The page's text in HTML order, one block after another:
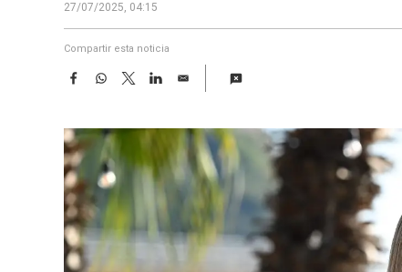
27/07/2025, 04:15
Compartir esta noticia
F
e
b
o
o
k
W
t
s
A
p
p
T
w
t
e
L
k
d
I
E
i